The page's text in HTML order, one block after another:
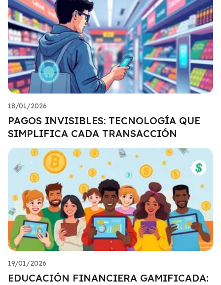
18/01/2026
PAGOS INVISIBLES: TECNOLOGÍA QUE
SIMPLIFICA CADA TRANSACCIÓN
19/01/2026
EDUCACIÓN FINANCIERA GAMIFICADA: